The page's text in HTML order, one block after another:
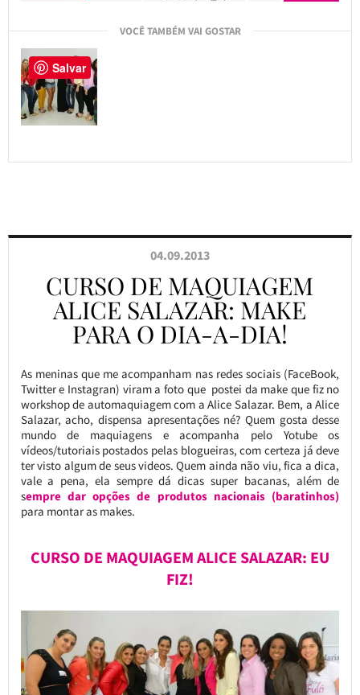
VOCÊ TAMBÉM VAI GOSTAR
04.09.2013
CURSO DE MAQUIAGEM
ALICE SALAZAR: MAKE
PARA O DIA-A-DIA!
As meninas que me acompanham nas redes sociais (FaceBook,
Twitter e Instagran) viram a foto que postei da make que fiz no
workshop de automaquiagem com a Alice Salazar. Bem, a Alice
Salazar, acho, dispensa apresentações né? Quem gosta desse
mundo de maquiagens e acompanha pelo Yotube os
vídeos/tutoriais postados pelas blogueiras, com certeza já deve
ter visto algum de seus videos. Quem ainda não viu, fica a dica,
vale a pena, ela sempre dá dicas super bacanas, além de
sempre dar opções de produtos nacionais (baratinhos)
para montar as makes.
CURSO DE MAQUIAGEM ALICE SALAZAR: EU
FIZ!
Salvar